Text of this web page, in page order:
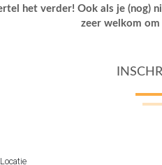
het verder! Ook als je (nog)
zeer welkom om